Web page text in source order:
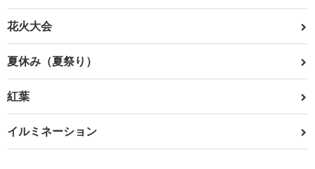
花火大会
夏休み（夏祭り）
紅葉
イルミネーション